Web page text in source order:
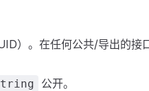
）。在任何公共/导出的接
公开。